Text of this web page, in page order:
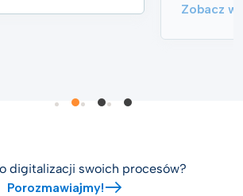
Zobacz
digitalizacji swoich procesów?
Porozmawiajmy!